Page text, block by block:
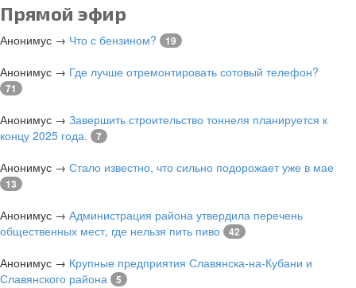
Прямой эфир
Анонимус → Что с бензином? 19
Анонимус → Где лучше отремонтировать сотовый телефон?
71
Анонимус → Завершить строительство тоннеля планируется к
концу 2025 года.
7
Анонимус → Стало известно, что сильно подорожает уже в мае
13
Анонимус → Администрация района утвердила перечень
общественных мест, где нельзя пить пиво
42
Анонимус → Крупные предприятия Славянска-на-Кубани и
Славянского района
5